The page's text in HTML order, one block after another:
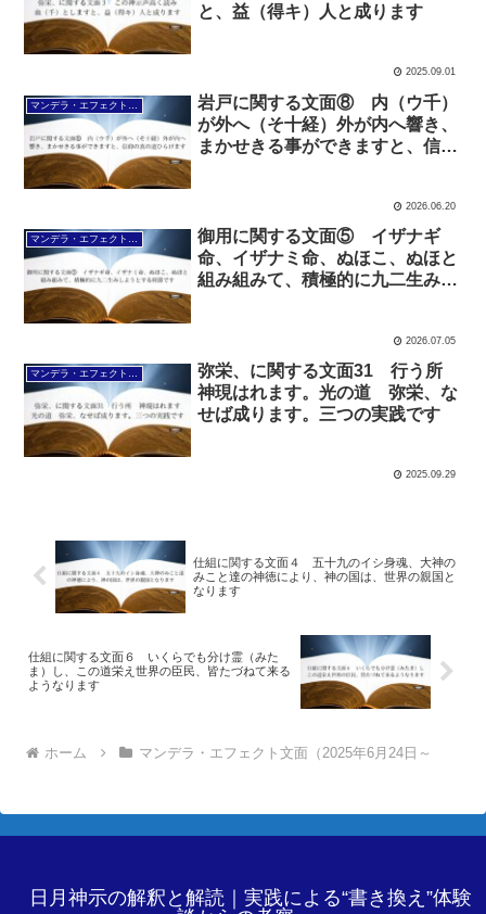
と、益（得キ）人と成ります
2025.09.01
岩戸に関する文面⑧ 内（ウ千）
が外へ（そ十経）外が内へ響き、
まかせきる事ができますと、信仰
2026.06.20
マンデラ・エフェクト文面（2025年6月24日～
御用に関する文面⑤ イザナギ
命、イザナミ命、ぬほこ、ぬほと
組み組みて、積極的に九二生みし
2026.07.05
マンデラ・エフェクト文面（2025年6月24日～
弥栄、に関する文面31 行う所
神現はれます。光の道 弥栄、な
せば成ります。三つの実践です
2025.09.29
仕組に関する文面４ 五十九のイシ身魂、大神の
みこと達の神徳により、神の国は、世界の親国と
なります
仕組に関する文面６ いくらでも分け霊（みた
ま）し、この道栄え世界の臣民、皆たづねて来る
ようなります
ホーム マンデラ・エフェクト文面（2025年6月24日～
日月神示の解釈と解読｜実践による“書き換え”体験